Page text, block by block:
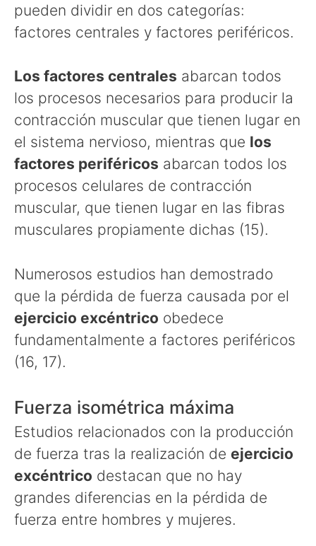
pueden dividir en dos categorías:
factores centrales y factores periféricos.
Los factores centrales abarcan todos
los procesos necesarios para producir la
contracción muscular que tienen lugar en
el sistema nervioso, mientras que los
factores periféricos abarcan todos los
procesos celulares de contracción
muscular, que tienen lugar en las fibras
musculares propiamente dichas (15).
Numerosos estudios han demostrado
que la pérdida de fuerza causada por el
ejercicio excéntrico obedece
fundamentalmente a factores periféricos
(16, 17).
Fuerza isométrica máxima
Estudios relacionados con la producción
de fuerza tras la realización de ejercicio
excéntrico destacan que no hay
grandes diferencias en la pérdida de
fuerza entre hombres y mujeres.